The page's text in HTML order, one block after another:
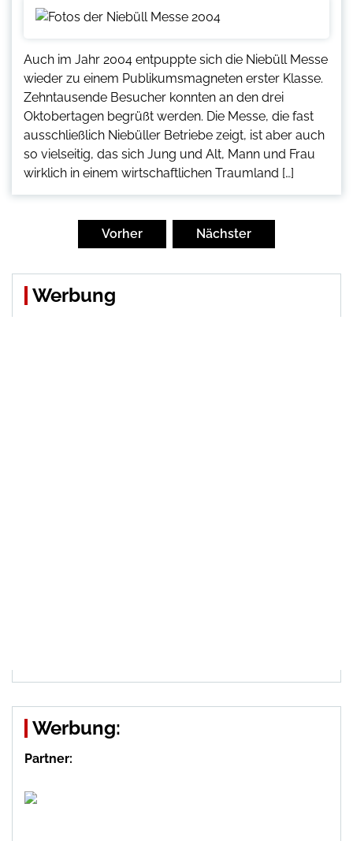
Auch im Jahr 2004 entpuppte sich die Niebüll Messe
wieder zu einem Publikumsmagneten erster Klasse.
Zehntausende Besucher konnten an den drei
Oktobertagen begrüßt werden. Die Messe, die fast
ausschließlich Niebüller Betriebe zeigt, ist aber auch
so vielseitig, das sich Jung und Alt, Mann und Frau
wirklich in einem wirtschaftlichen Traumland […]
Vorher Nächster
Werbung
Werbung:
Partner: